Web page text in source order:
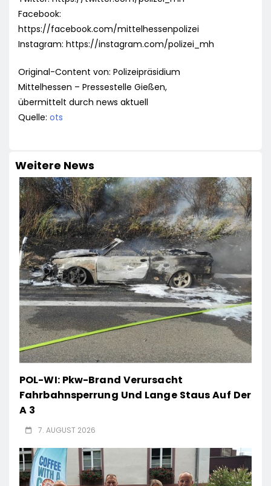
Facebook:
https://facebook.com/mittelhessenpolizei
Instagram: https://instagram.com/polizei_mh
Original-Content von: Polizeipräsidium
Mittelhessen – Pressestelle Gießen,
übermittelt durch news aktuell
Quelle: ots
Weitere News
POL-WI: Pkw-Brand Verursacht
Fahrbahnsperrung Und Lange Staus Auf Der
A 3
7. AUGUST 2026